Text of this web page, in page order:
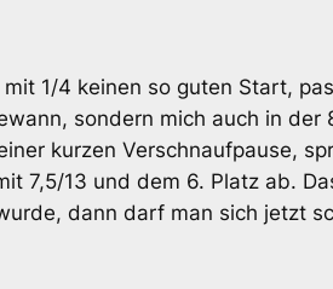
1/4 keinen so guten Start,
sondern mich auch in
kurzen Verschnaufpause,
7,5/13 und dem 6. Platz ab.
dann darf man sich jetzt